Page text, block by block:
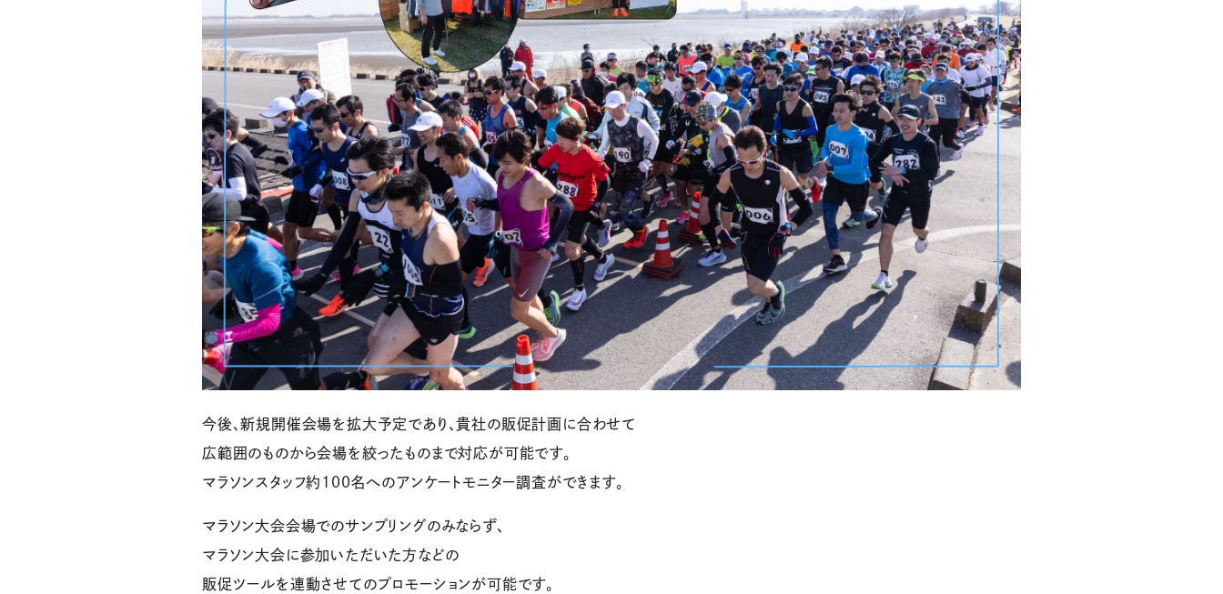
今後、新規開催会場を拡大予定であり、貴社の販促計画に合わせて
広範囲のものから会場を絞ったものまで対応が可能です。
マラソンスタッフ約100名へのアンケートモニター調査ができます。
マラソン大会会場でのサンプリングのみならず、
マラソン大会に参加いただいた方などの
販促ツールを連動させてのプロモーションが可能です。